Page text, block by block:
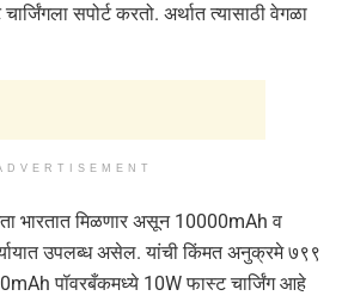
सपोर्ट करतो. अर्थात त्यासाठी वेगळा
भारतात मिळणार असून 10000mAh व
उपलब्ध असेल. यांची किंमत अनुक्रमे ७९९
पॉवरबँकमध्ये 10W फास्ट चार्जिंग आहे